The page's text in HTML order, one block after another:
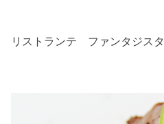
リストランテ ファンタジスタ